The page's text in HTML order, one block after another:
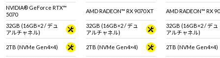
NVIDIA® GeForce RTX™
5070
32GB (16GB×2 / デュ
アルチャネル)
2TB (NVMe Gen4×4)
AMD RADEON™ RX 9070 XT
32GB (16GB×2 / デュ
アルチャネル)
2TB (NVMe Gen4×4)
AMD RADEON™ RX
32GB (16GB×2 / デュ
アルチャネル)
2TB (NVMe Gen4×4)